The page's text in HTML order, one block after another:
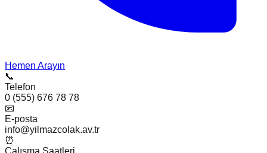
Hemen Arayın
📞
Telefon
0 (555) 676 78 78
📧
E-posta
info@yilmazcolak.av.tr
⏰